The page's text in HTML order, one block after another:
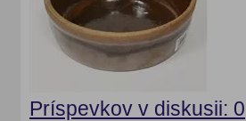
Príspevkov v diskusii: 0